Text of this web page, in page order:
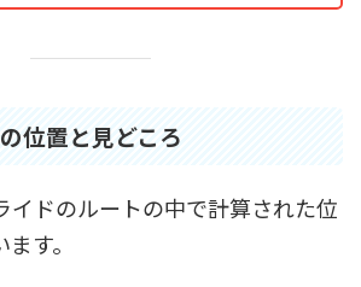
位置と見どころ
イドのルートの中で計算された位
す。